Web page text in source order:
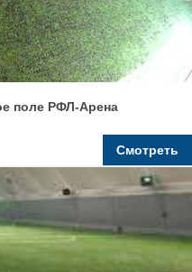
поле РФЛ-Арена
Смотреть